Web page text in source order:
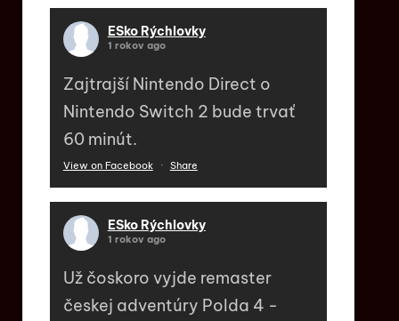
ESko Rýchlovky
1 rokov ago
Zajtrajší Nintendo Direct o
Nintendo Switch 2 bude trvať
60 minút.
View on Facebook · Share
ESko Rýchlovky
1 rokov ago
Už čoskoro vyjde remaster
českej adventúry Polda 4 -